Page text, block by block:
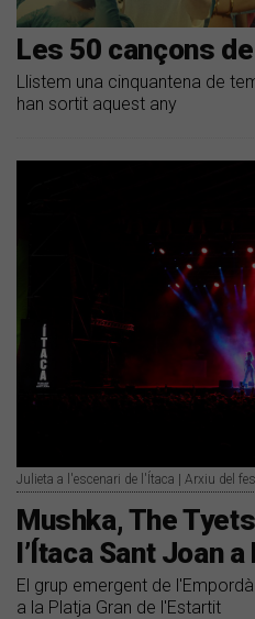
Les 50 cançons
Llistem una cinquantena de
han sortit aquest any
Julieta a l'escenari de l'Ítaca | Arxiu del
Mushka, The
l’Ítaca Sant Joan a
El grup emergent de
a la Platja Gran de l'Estartit